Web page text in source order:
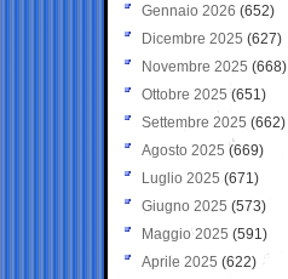
Gennaio 2026 (652)
Dicembre 2025 (627)
Novembre 2025 (668)
Ottobre 2025 (651)
Settembre 2025 (662)
Agosto 2025 (669)
Luglio 2025 (671)
Giugno 2025 (573)
Maggio 2025 (591)
Aprile 2025 (622)